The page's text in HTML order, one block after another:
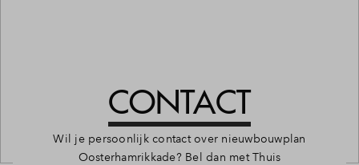
CONTACT
Wil je persoonlijk contact over nieuwbouwplan
Oosterhamrikkade? Bel dan met Thuis